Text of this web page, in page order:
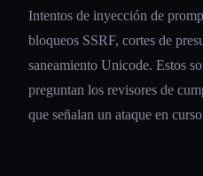
Intentos de inyección de
bloqueos SSRF, cortes de
saneamiento Unicode. Estos
preguntan los revisores de
que señalan un ataque en